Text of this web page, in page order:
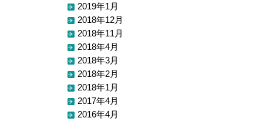
2019年1月
2018年12月
2018年11月
2018年4月
2018年3月
2018年2月
2018年1月
2017年4月
2016年4月